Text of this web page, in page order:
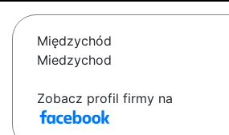
Międzychód
Miedzychod
Zobacz profil firmy na